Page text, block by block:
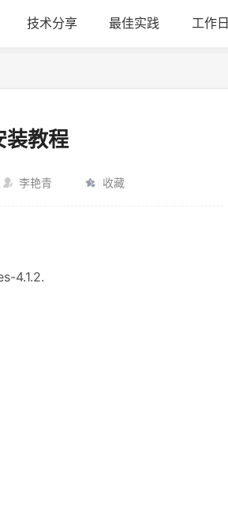
技术分享 最佳实践 工作
装教程
李艳青 收藏
4.1.2.